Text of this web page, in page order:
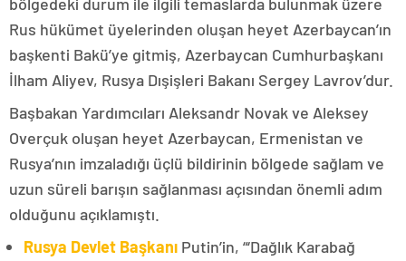
Rus hükümet üyelerinden oluşan heyet Azerbaycan’ın
başkenti Bakü’ye gitmiş, Azerbaycan Cumhurbaşkanı
İlham Aliyev, Rusya Dışişleri Bakanı Sergey Lavrov’dur.
Başbakan Yardımcıları Aleksandr Novak ve Aleksey
Overçuk oluşan heyet Azerbaycan, Ermenistan ve
Rusya’nın imzaladığı üçlü bildirinin bölgede sağlam ve
uzun süreli barışın sağlanması açısından önemli adım
olduğunu açıklamıştı.
Rusya Devlet Başkanı Putin’in, “‘Dağlık Karabağ